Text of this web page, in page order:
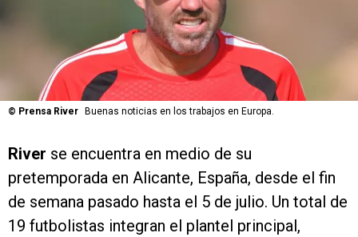
© Prensa River Buenas noticias en los trabajos en Europa.
River se encuentra en medio de su
pretemporada en Alicante, España, desde el fin
de semana pasado hasta el 5 de julio. Un total de
19 futbolistas integran el plantel principal,